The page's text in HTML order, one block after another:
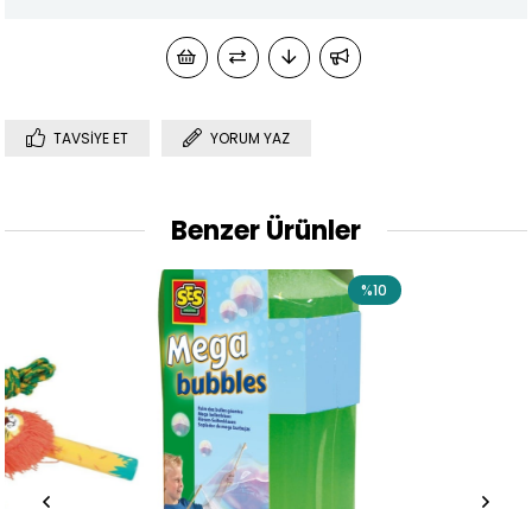
TAVSIYE ET YORUM YAZ
Benzer Ürünler
%10